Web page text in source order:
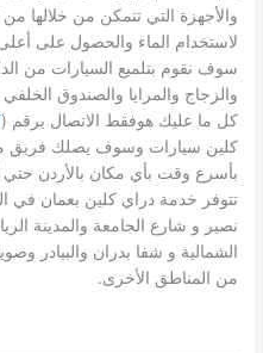
والأجهزة التي تتمكن من خلالها
لاستخدام الماء والحصول على
سوف نقوم بتلميع السيارات من
والزجاج والمرايا والصندوق
كل ما عليك هوفقط الاتصال برقم (
كلين سيارات وسوف يصلك فريق من
بأسرع وقت بأي مكان بالأردن
تتوفر خدمة دراي كلين بعمان في
نصير و شارع الجامعة والمدينة
الشمالية و شفا بدران والبيادر
من المناطق الأخرى.